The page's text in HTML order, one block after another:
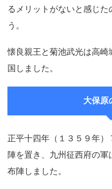
るメリットがないと感じ
う。
懐良親王と菊池武光は高
国しました。
大保原
正平十四年（１３５９年）
陣を置き、九州征西府の
布陣しました。